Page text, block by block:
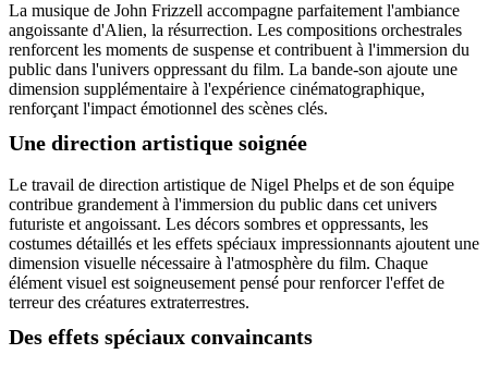
La musique de John Frizzell accompagne parfaitement l'ambiance
angoissante d'Alien, la résurrection. Les compositions orchestrales
renforcent les moments de suspense et contribuent à l'immersion du
public dans l'univers oppressant du film. La bande-son ajoute une
dimension supplémentaire à l'expérience cinématographique,
renforçant l'impact émotionnel des scènes clés.
Une direction artistique soignée
Le travail de direction artistique de Nigel Phelps et de son équipe
contribue grandement à l'immersion du public dans cet univers
futuriste et angoissant. Les décors sombres et oppressants, les
costumes détaillés et les effets spéciaux impressionnants ajoutent une
dimension visuelle nécessaire à l'atmosphère du film. Chaque
élément visuel est soigneusement pensé pour renforcer l'effet de
terreur des créatures extraterrestres.
Des effets spéciaux convaincants